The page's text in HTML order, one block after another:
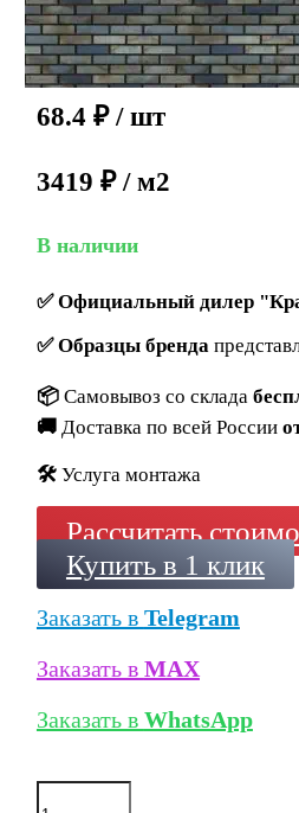
68.4 ₽ / шт
3419 ₽ / м2
В наличии
✅Официальный дилер
✅Образцы бренда
📦 Самовывоз со склада
🚚 Доставка по всей России
🛠️ Услуга монтажа
Рассчитать
Купить в 1 клик
Заказать в Telegram
Заказать в MAX
Заказать в WhatsApp
Количество